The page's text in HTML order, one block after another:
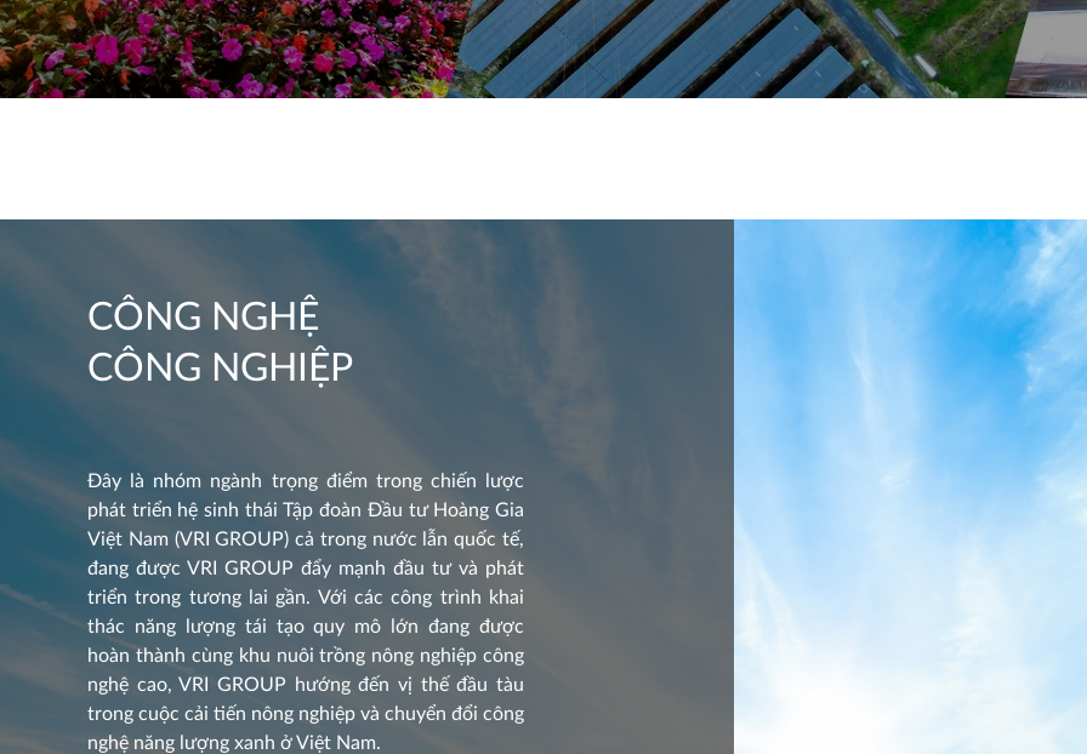
CÔNG NGHỆ
CÔNG NGHIỆP
Đây là nhóm ngành trọng điểm trong chiến lược
phát triển hệ sinh thái Tập đoàn Đầu tư Hoàng Gia
Việt Nam (VRI GROUP) cả trong nước lẫn quốc tế,
đang được VRI GROUP đẩy mạnh đầu tư và phát
triển trong tương lai gần. Với các công trình khai
thác năng lượng tái tạo quy mô lớn đang được
hoàn thành cùng khu nuôi trồng nông nghiệp công
nghệ cao, VRI GROUP hướng đến vị thế đầu tàu
trong cuộc cải tiến nông nghiệp và chuyển đổi công
nghệ năng lượng xanh ở Việt Nam.